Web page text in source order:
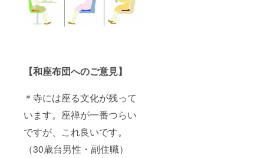
【和座布団へのご意見】
＊寺には座る文化が残って
います。座禅が一番つらい
ですが、これ良いです。
（30歳台男性・副住職）